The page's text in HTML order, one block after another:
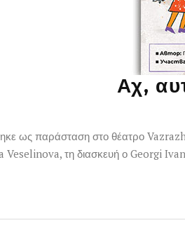
Αχ,
ως παράσταση στο θέατρο
Veselinova, τη διασκευή ο Georgi